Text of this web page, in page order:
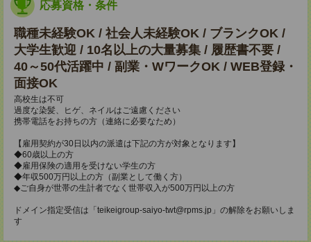
応募資格・条件
職種未経験OK / 社会人未経験OK / ブランクOK /
大学生歓迎 / 10名以上の大量募集 / 履歴書不要 /
40～50代活躍中 / 副業・WワークOK / WEB登録・
面接OK
高校生は不可
過度な染髪、ヒゲ、ネイルはご遠慮ください
携帯電話をお持ちの方（連絡に必要なため）
【雇用契約が30日以内の派遣は下記の方が対象となります】
◆60歳以上の方
◆雇用保険の適用を受けない学生の方
◆年収500万円以上の方（副業として働く方）
◆ご自身が世帯の生計者でなく世帯収入が500万円以上の方
ドメイン指定受信は「teikeigroup-saiyo-twt@rpms.jp」の解除をお願いしま
す